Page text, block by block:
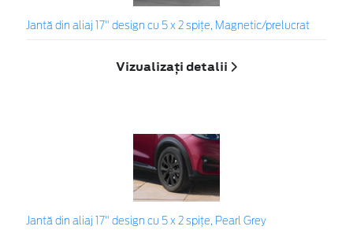
Jantă din aliaj 17" design cu 5 x 2 spițe, Magnetic/prelucrat
Vizualizați detalii
Jantă din aliaj 17" design cu 5 x 2 spiţe, Pearl Grey